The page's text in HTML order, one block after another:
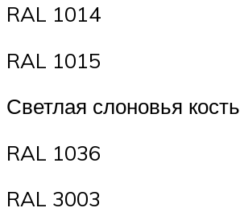
RAL 1014
RAL 1015
Светлая слоновья кость
RAL 1036
RAL 3003